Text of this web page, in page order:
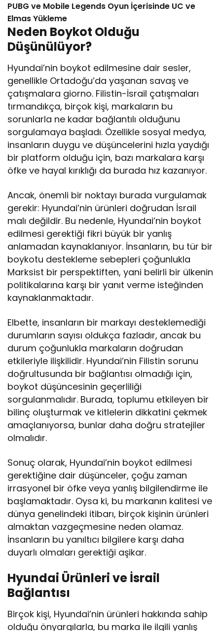
PUBG ve Mobile Legends Oyun İçerisinde UC ve
Elmas Yükleme
Neden Boykot Olduğu
Düşünülüyor?
Hyundai’nin boykot edilmesine dair sesler,
genellikle Ortadoğu’da yaşanan savaş ve
çatışmalara giorno. Filistin-İsrail çatışmaları
tırmandıkça, birçok kişi, markaların bu
sorunlarla ne kadar bağlantılı olduğunu
sorgulamaya başladı. Özellikle sosyal medya,
insanların duygu ve düşüncelerini hızla yaydığı
bir platform olduğu için, bazı markalara karşı
öfke ve hayal kırıklığı da burada hız kazanıyor.
Ancak, önemli bir noktayı burada vurgulamak
gerekir: Hyundai’nin ürünleri doğrudan İsrail
malı değildir. Bu nedenle, Hyundai’nin boykot
edilmesi gerektiği fikri büyük bir yanlış
anlamadan kaynaklanıyor. İnsanların, bu tür bir
boykotu destekleme sebepleri çoğunlukla
Marksist bir perspektiften, yani belirli bir ülkenin
politikalarına karşı bir yanıt verme isteğinden
kaynaklanmaktadır.
Elbette, insanların bir markayı desteklemediği
durumların sayısı oldukça fazladır, ancak bu
durum çoğunlukla markaların doğrudan
etkileriyle ilişkilidir. Hyundai’nin Filistin sorunu
doğrultusunda bir bağlantısı olmadığı için,
boykot düşüncesinin geçerliliği
sorgulanmalıdır. Burada, toplumu etkileyen bir
bilinç oluşturmak ve kitlelerin dikkatini çekmek
amaçlanıyorsa, bunlar daha doğru stratejiler
olmalıdır.
Sonuç olarak, Hyundai’nin boykot edilmesi
gerektiğine dair düşünceler, çoğu zaman
irrasyonel bir öfke veya yanlış bilgilendirme ile
başlamaktadır. Oysa ki, bu markanın kalitesi ve
dünya genelindeki itibarı, birçok kişinin ürünleri
almaktan vazgeçmesine neden olamaz.
İnsanların bu yanıltıcı bilgilere karşı daha
duyarlı olmaları gerektiği aşikar.
Hyundai Ürünleri ve İsrail
Bağlantısı
Birçok kişi, Hyundai’nin ürünleri hakkında sahip
olduğu önyargılarla, bu marka ile ilgili yanlış